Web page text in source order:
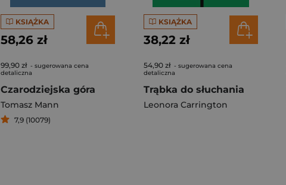
KSIĄŻKA
58,26 zł
99,90 zł - sugerowana cena
detaliczna
Czarodziejska góra
Tomasz Mann
7,9 (10079)
KSIĄŻKA
38,22 zł
54,90 zł - sugerowana cena
detaliczna
Trąbka do słuchania
Leonora Carrington